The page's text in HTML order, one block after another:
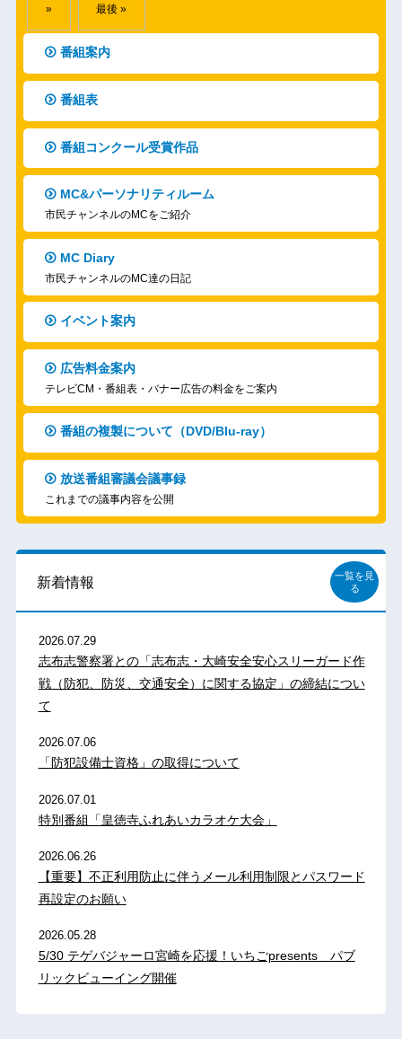
» 最後 »
番組案内
番組表
番組コンクール受賞作品
MC&パーソナリティルーム
市民チャンネルのMCをご紹介
MC Diary
市民チャンネルのMC達の日記
イベント案内
広告料金案内
テレビCM・番組表・バナー広告の料金をご案内
番組の複製について（DVD/Blu-ray）
放送番組審議会議事録
これまでの議事内容を公開
新着情報
一覧を見
る
2026.07.29
志布志警察署との「志布志・大崎安全安心スリーガード作
戦（防犯、防災、交通安全）に関する協定」の締結につい
て
2026.07.06
「防犯設備士資格」の取得について
2026.07.01
特別番組「皇徳寺ふれあいカラオケ大会」
2026.06.26
【重要】不正利用防止に伴うメール利用制限とパスワード
再設定のお願い
2026.05.28
5/30 テゲバジャーロ宮崎を応援！いちごpresents パブ
リックビューイング開催